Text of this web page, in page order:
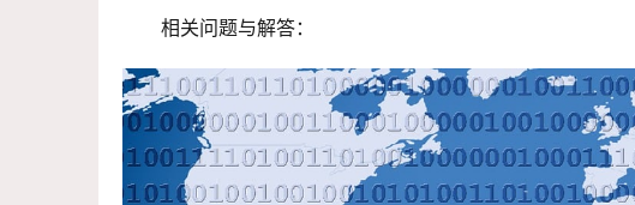
相关问题与解答：